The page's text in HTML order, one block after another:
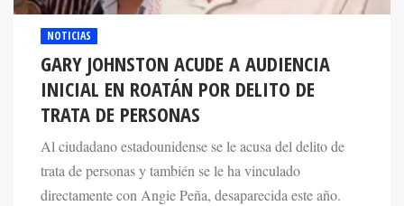
NOTICIAS
GARY JOHNSTON ACUDE A AUDIENCIA
INICIAL EN ROATÁN POR DELITO DE
TRATA DE PERSONAS
Al ciudadano estadounidense se le acusa del delito de
trata de personas y también se le ha vinculado
directamente con Angie Peña, desaparecida este año.